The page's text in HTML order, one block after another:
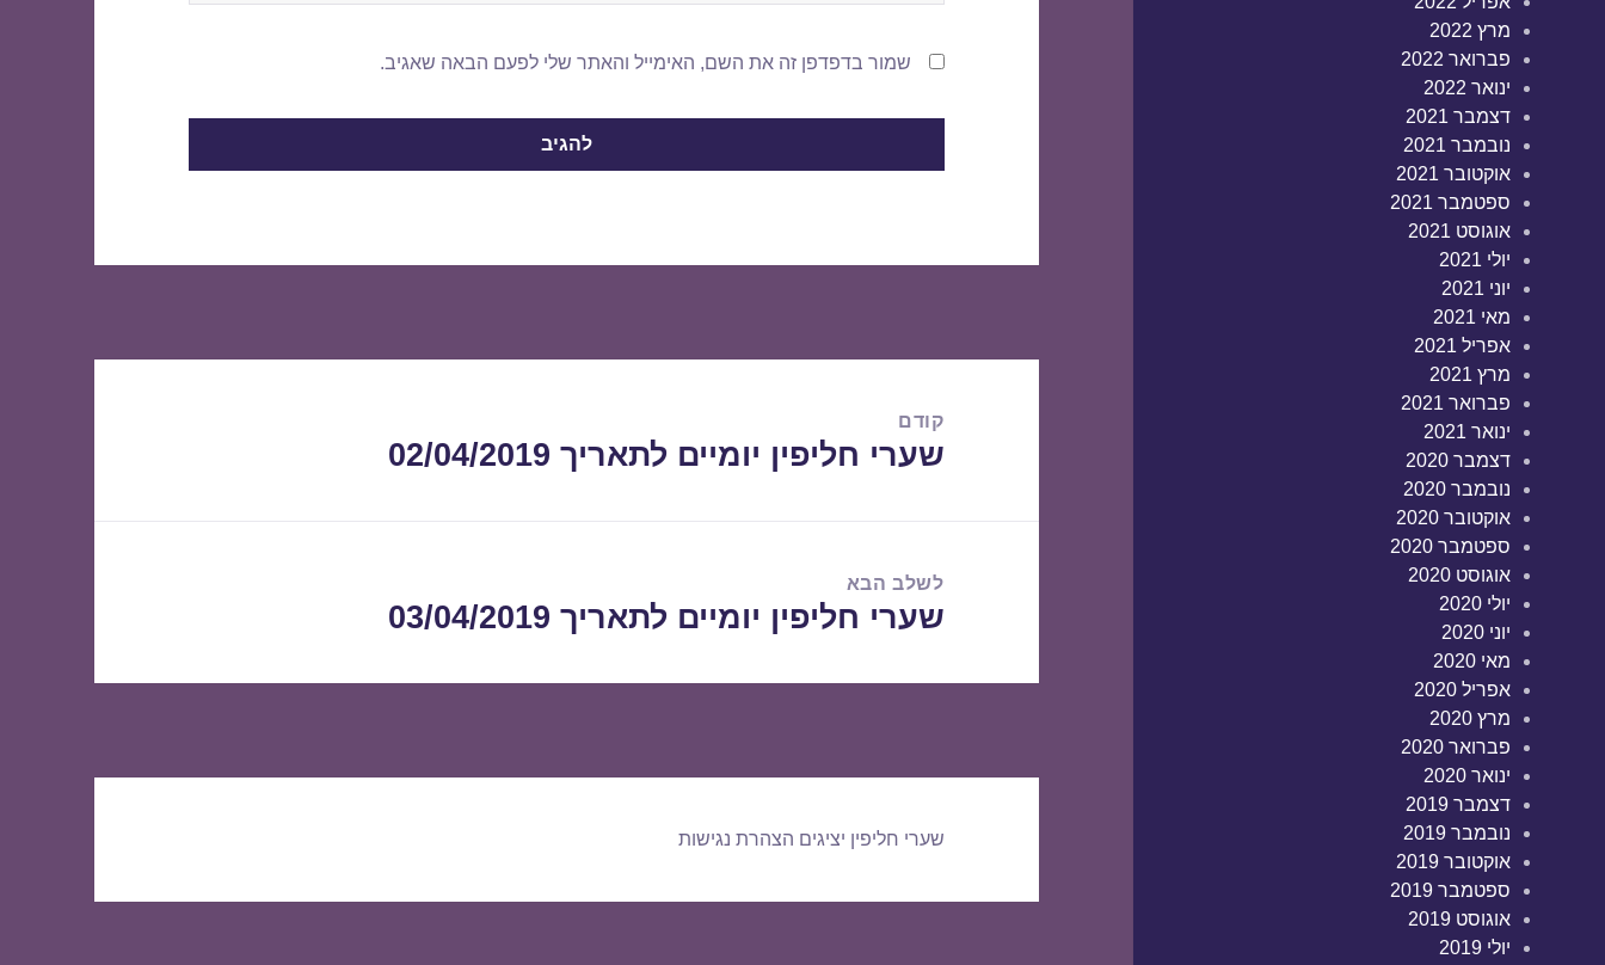
מרץ 2022
פברואר 2022
ינואר 2022
דצמבר 2021
נובמבר 2021
אוקטובר 2021
ספטמבר 2021
אוגוסט 2021
יולי 2021
יוני 2021
מאי 2021
אפריל 2021
מרץ 2021
פברואר 2021
ינואר 2021
דצמבר 2020
נובמבר 2020
אוקטובר 2020
ספטמבר 2020
אוגוסט 2020
יולי 2020
יוני 2020
מאי 2020
אפריל 2020
מרץ 2020
פברואר 2020
ינואר 2020
דצמבר 2019
נובמבר 2019
אוקטובר 2019
ספטמבר 2019
אוגוסט 2019
יולי 2019
שמור בדפדפן זה את השם, האימייל והאתר שלי לפעם הבאה שאגיב.
קודם
הפוסט
שערי חליפין יומיים לתאריך 02/04/2019
לשלב הבא
הפוסט
שערי חליפין יומיים לתאריך 03/04/2019
שערי חליפין יציגים הצהרת נגישות